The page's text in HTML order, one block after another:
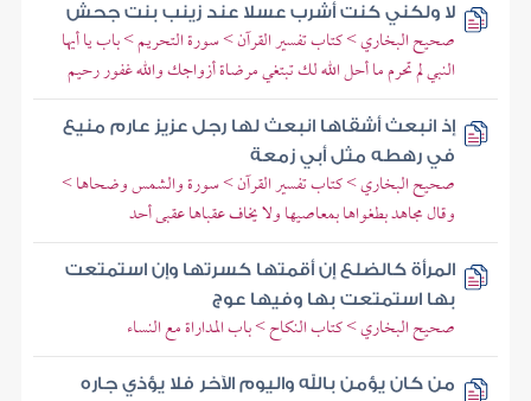
لا ولكني كنت أشرب عسلا عند زينب بنت جحش
صحيح البخاري > كتاب تفسير القرآن > سورة التحريم > باب يا أيها
النبي لم تحرم ما أحل الله لك تبتغي مرضاة أزواجك والله غفور رحيم
إذ انبعث أشقاها انبعث لها رجل عزيز عارم منيع
في رهطه مثل أبي زمعة
صحيح البخاري > كتاب تفسير القرآن > سورة والشمس وضحاها >
وقال مجاهد بطغواها بمعاصيها ولا يخاف عقباها عقبى أحد
المرأة كالضلع إن أقمتها كسرتها وإن استمتعت
بها استمتعت بها وفيها عوج
صحيح البخاري > كتاب النكاح > باب المداراة مع النساء
من كان يؤمن بالله واليوم الآخر فلا يؤذي جاره